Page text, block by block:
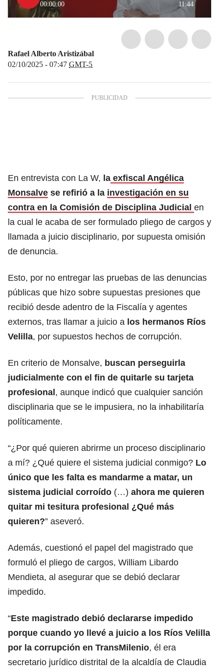
00:00:00 11:44
Rafael Alberto Aristizábal
02/10/2025 - 07:47 GMT-5
En entrevista con La W, la exfiscal Angélica
Monsalve se refirió a la investigación en su
contra en la Comisión de Disciplina Judicial en
la cual le acaba de ser formulado pliego de cargos y
llamada a juicio disciplinario, por supuesta omisión
de denuncia.
Esto, por no entregar las pruebas de las denuncias
públicas que hizo sobre supuestas presiones que
recibió desde adentro de la Fiscalía y agentes
externos, tras llamar a juicio a los hermanos Ríos
Velilla, por supuestos hechos de corrupción.
En criterio de Monsalve, buscan perseguirla
judicialmente con el fin de quitarle su tarjeta
profesional, aunque indicó que cualquier sanción
disciplinaria que se le impusiera, no la inhabilitaría
políticamente.
“¿Por qué quieren abrirme un proceso disciplinario
a mí? ¿Qué quiere el sistema judicial conmigo? Lo
único que les falta es mandarme a matar, un
sistema judicial corroído (…) ahora me quieren
quitar mi tesitura profesional ¿Qué más
quieren?” aseveró.
Además, cuestionó el papel del magistrado que
formuló el pliego de cargos, William Libardo
Mendieta, al asegurar que se debió declarar
impedido.
“Este magistrado debió declararse impedido
porque cuando yo llevé a juicio a los Ríos Velilla
por la corrupción en TransMilenio, él era
secretario jurídico distrital de la alcaldía de Claudia